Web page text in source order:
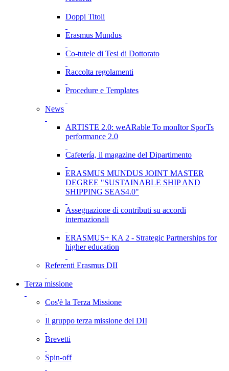
Doppi Titoli
Erasmus Mundus
Co-tutele di Tesi di Dottorato
Raccolta regolamenti
Procedure e Templates
News
ARTISTE 2.0: weARable To monItor SporTs
performance 2.0
Cafetería, il magazine del Dipartimento
ERASMUS MUNDUS JOINT MASTER
DEGREE "SUSTAINABLE SHIP AND
SHIPPING SEAS4.0"
Assegnazione di contributi su accordi
internazionali
ERASMUS+ KA 2 - Strategic Partnerships for
higher education
Referenti Erasmus DII
Terza missione
Cos'è la Terza Missione
Il gruppo terza missione del DII
Brevetti
Spin-off